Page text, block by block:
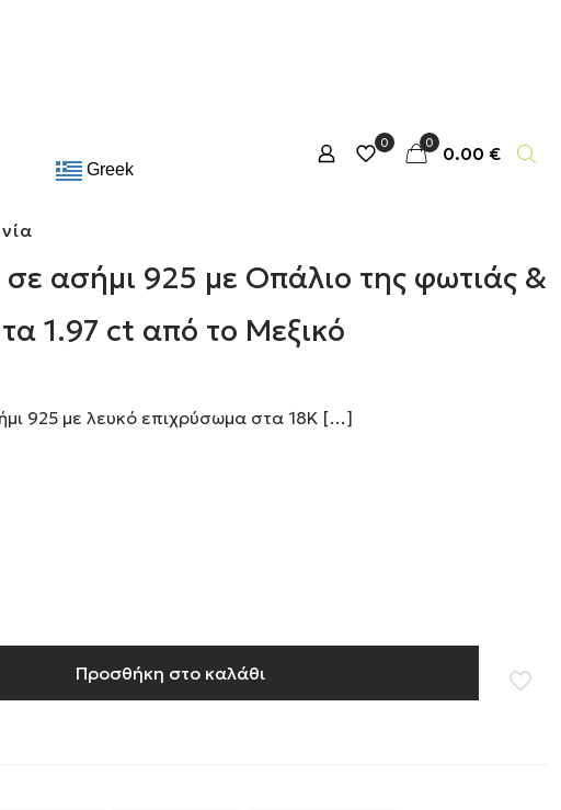
Greek
0 0 0.00 €
σε ασήμι 925 με Οπάλιο της φωτιάς &
1.97 ct από το Μεξικό
925 με λευκό επιχρύσωμα στα 18Κ […]
Προσθήκη στο καλάθι